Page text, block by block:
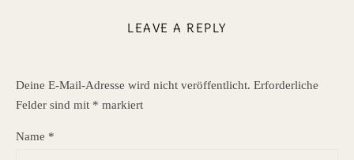
LEAVE A REPLY
Deine E-Mail-Adresse wird nicht veröffentlicht. Erforderliche
Felder sind mit * markiert
Name *